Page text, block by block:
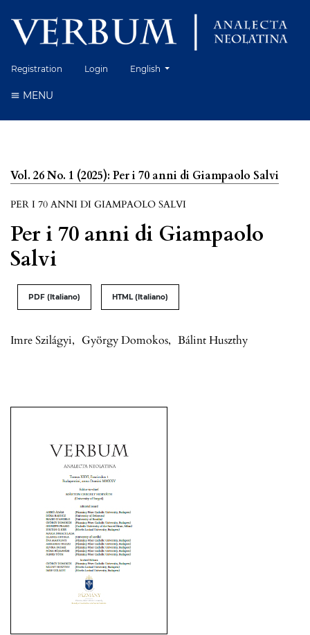
Registration Login Change the language. The current
English
MENU
Vol. 26 No. 1 (2025): Per i 70 anni di Giampaolo Salvi
PER I 70 ANNI DI GIAMPAOLO SALVI
Per i 70 anni di Giampaolo
Salvi
PDF (Italiano) HTML (Italiano)
Imre Szilágyi, György Domokos, Bálint Huszthy